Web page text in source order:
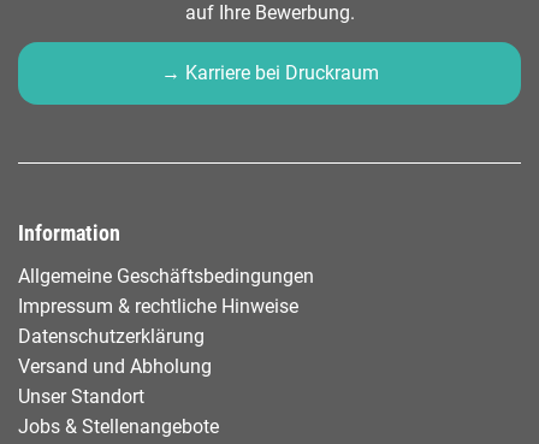
auf Ihre Bewerbung.
→ Karriere bei Druckraum
Information
Allgemeine Geschäftsbedingungen
Impressum & rechtliche Hinweise
Datenschutzerklärung
Versand und Abholung
Unser Standort
Jobs & Stellenangebote